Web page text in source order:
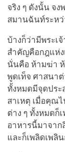
จริง ๆ ดังนั้น จง
สมานฉันท์ระหว่
บ้างก็ว่ามีพระเ
สำคัญคือกฎแห่ง
นั่นคือ ห้ามฆ่า ห้
พูดเท็จ ศาสนา
ทั้งหมดมีจุดประ
สาเหตุ เมื่อคุณ
ต่าง ๆ ทั้งหมดก็
อาหารนี้มาจาก
และก็เพลิดเพลิ